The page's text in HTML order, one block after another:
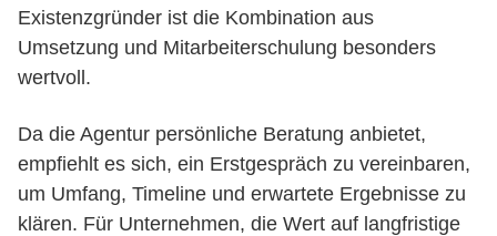
Existenzgründer ist die Kombination aus
Umsetzung und Mitarbeiterschulung besonders
wertvoll.
Da die Agentur persönliche Beratung anbietet,
empfiehlt es sich, ein Erstgespräch zu vereinbaren,
um Umfang, Timeline und erwartete Ergebnisse zu
klären. Für Unternehmen, die Wert auf langfristige